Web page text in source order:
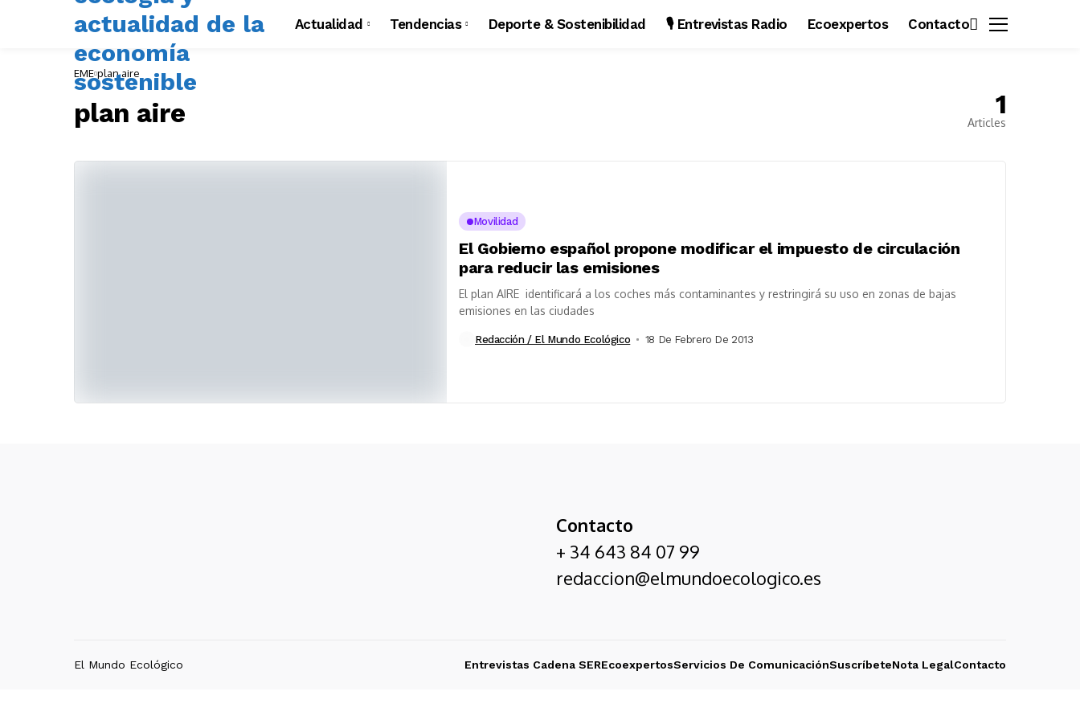
Actualidad Tendencias Deporte & Sostenibilidad 🎙️ Entrevistas Radio Ecoexpertos Contacto
EME plan aire
plan aire 1
Articles
Movilidad
El Gobierno español propone modificar el impuesto de circulación
para reducir las emisiones
El plan AIRE identificará a los coches más contaminantes y restringirá su uso en zonas de bajas
emisiones en las ciudades
Redacción / El Mundo Ecológico 18 De Febrero De 2013
Contacto
+ 34 643 84 07 99
redaccion@elmundoecologico.es
El Mundo Ecológico Entrevistas Cadena SEREcoexpertosServicios De ComunicaciónSuscríbeteNota LegalContacto